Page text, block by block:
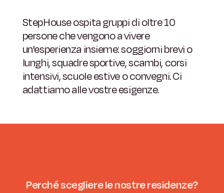
StepHouse ospita gruppi di oltre 10
persone che vengono a vivere
un'esperienza insieme: soggiorni brevi o
lunghi, squadre sportive, scambi, corsi
intensivi, scuole estive o convegni. Ci
adattiamo alle vostre esigenze.
Perchésceglierelenostreresidenze?